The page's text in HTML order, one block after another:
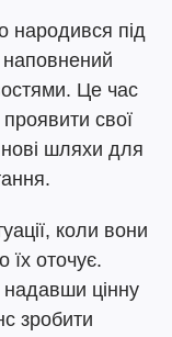
народився під
Це час
свої
нові шляхи для
коли вони
їх оточує.
цінну
зробити